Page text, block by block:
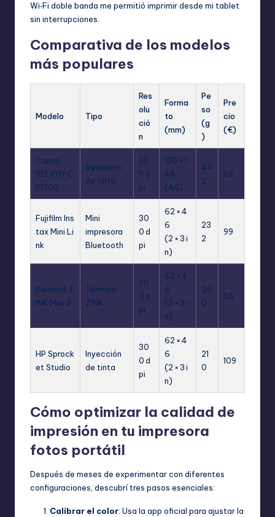
Wi‑Fi doble banda me permitió imprimir desde mi tablet
sin interrupciones.
Comparativa de los modelos
más populares
Modelo Tipo
Res
olu
ció
n
Forma
to
(mm)
Pe
so
(g
)
Pre
cio
(€)
Canon
SELPHY C
P1300
Inyección
de tinta
30
0 d
pi
100 × 1
48
(A6)
44
2
119
Fujifilm Ins
tax Mini Li
nk
Mini
impresora
Bluetooth
30
0 d
pi
62 × 4
6
(2 × 3 i
n)
23
2
99
Polaroid Z
INK Mini 2
Térmica
ZINK
30
0 d
pi
62 × 4
6
(2 × 3 i
n)
25
0
115
HP Sprock
et Studio
Inyección
de tinta
30
0 d
pi
62 × 4
6
(2 × 3 i
n)
21
0
109
Cómo optimizar la calidad de
impresión en tu impresora
fotos portátil
Después de meses de experimentar con diferentes
configuraciones, descubrí tres pasos esenciales:
Calibrar el color: Usa la app oficial para ajustar la